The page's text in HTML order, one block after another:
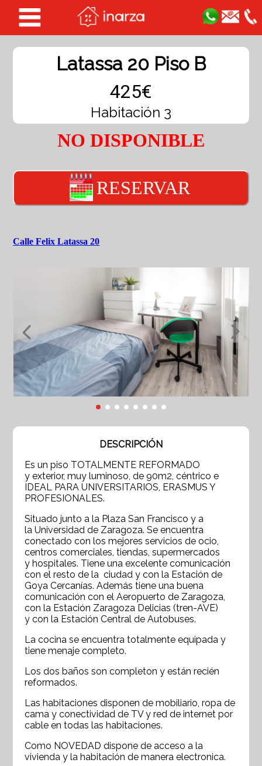
Latassa 20 Piso B
425€
Habitación 3
NO DISPONIBLE
RESERVAR
Calle Felix Latassa 20
DESCRIPCIÓN
Es un piso TOTALMENTE REFORMADO
y exterior, muy luminoso, de 90m2, céntrico e
IDEAL PARA UNIVERSITARIOS, ERASMUS Y
PROFESIONALES.
Situado junto a la Plaza San Francisco y a
la Universidad de Zaragoza. Se encuentra
conectado con los mejores servicios de ocio,
centros comerciales, tiendas, supermercados
y hospitales. Tiene una excelente comunicación
con el resto de la ciudad y con la Estación de
Goya Cercanías. Además tiene una buena
comunicación con el Aeropuerto de Zaragoza,
con la Estación Zaragoza Delicias (tren-AVE)
y con la Estación Central de Autobuses.
La cocina se encuentra totalmente equipada y
tiene menaje completo.
Los dos baños son completon y están recién
reformados.
Las habitaciones disponen de mobiliario, ropa de
cama y conectividad de TV y red de internet por
cable en todas las habitaciones.
Como NOVEDAD dispone de acceso a la
vivienda y la habitación de manera electronica.